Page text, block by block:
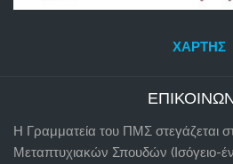
ΧΆΡΤΗΣ
Η Γραμματεία του ΠΜΣ στεγάζεται
Μεταπτυχιακών Σπουδών (Ισόγειο-